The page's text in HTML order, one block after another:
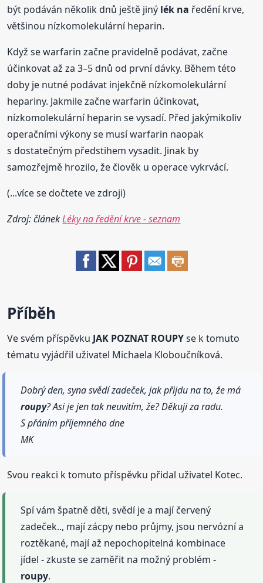
být podáván několik dnů ještě jiný lék na ředění krve,
většinou nízkomolekulární heparin.
Když se warfarin začne pravidelně podávat, začne
účinkovat až za 3–5 dnů od první dávky. Během této
doby je nutné podávat injekčně nízkomolekulární
hepariny. Jakmile začne warfarin účinkovat,
nízkomolekulární heparin se vysadí. Před jakýmikoliv
operačními výkony se musí warfarin naopak
s dostatečným předstihem vysadit. Jinak by
samozřejmě hrozilo, že člověk u operace vykrvácí.
(...více se dočtete ve zdroji)
Zdroj: článekLéky na ředění krve - seznam
Příběh
Ve svém příspěvku JAK POZNAT ROUPYse k tomuto
tématu vyjádřil uživatel Michaela Kloboučníková.
Dobrý den, syna svědí zadeček, jak přijdu na to, že má
roupy? Asi je jen tak neuvitím, že? Děkuji za radu.
S přáním příjemného dne
MK
Svou reakci k tomuto příspěvku přidal uživatel Kotec.
Spí vám špatně děti, svědí je a mají červený
zadeček.., mají zácpy nebo průjmy, jsou nervózní a
roztěkané, mají až nepochopitelná kombinace
jídel - zkuste se zaměřit na možný problém -
roupy.